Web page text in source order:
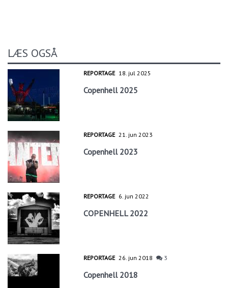
LÆS OGSÅ
REPORTAGE 18. jul 2025
Copenhell 2025
REPORTAGE 21. jun 2023
Copenhell 2023
REPORTAGE 6. jun 2022
COPENHELL 2022
REPORTAGE 26. jun 2018 3
Copenhell 2018